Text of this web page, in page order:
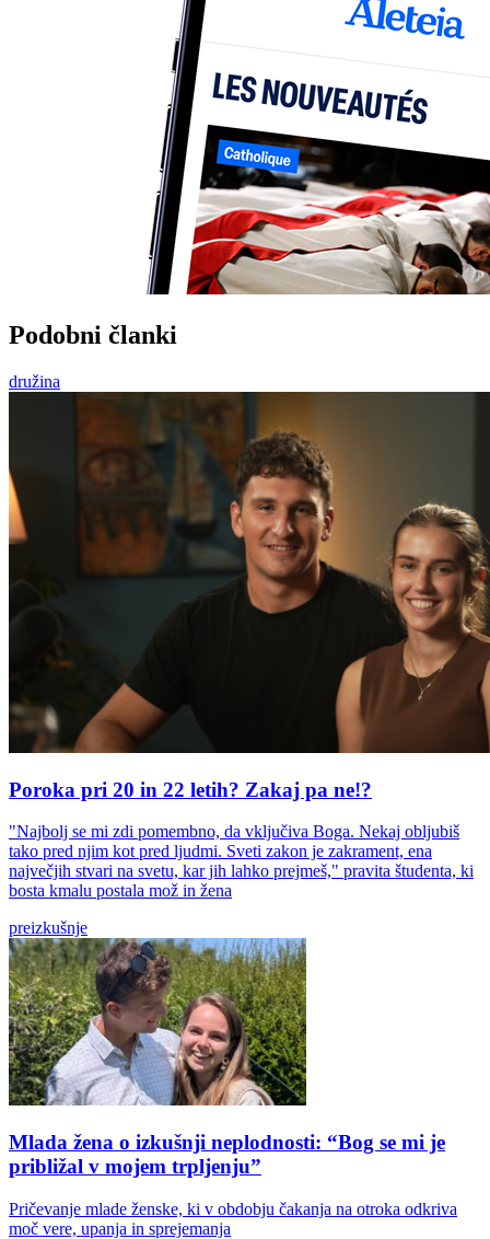
Podobni članki
družina
Poroka pri 20 in 22 letih? Zakaj pa ne!?
"Najbolj se mi zdi pomembno, da vključiva Boga. Nekaj obljubiš
tako pred njim kot pred ljudmi. Sveti zakon je zakrament, ena
največjih stvari na svetu, kar jih lahko prejmeš," pravita študenta, ki
bosta kmalu postala mož in žena
preizkušnje
Mlada žena o izkušnji neplodnosti: “Bog se mi je
približal v mojem trpljenju”
Pričevanje mlade ženske, ki v obdobju čakanja na otroka odkriva
moč vere, upanja in sprejemanja